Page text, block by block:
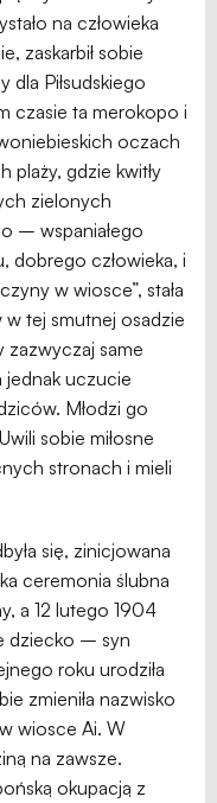
na człowieka
zaskarbił sobie
dla Piłsudskiego
czasie ta merokopo i
oczach
plaży, gdzie kwitły
zielonych
– wspaniałego
dobrego człowieka, i
w wiosce”, stała
tej smutnej osadzie
zazwyczaj same
jednak uczucie
Młodzi go
sobie miłosne
stronach i mieli
się, zinicjowana
ceremonia ślubna
a 12 lutego 1904
dziecko – syn
roku urodziła
zmieniła nazwisko
wiosce Ai. W
na zawsze.
okupacją z